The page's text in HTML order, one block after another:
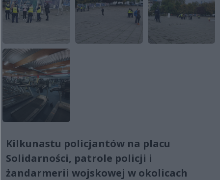
Kilkunastu policjantów na placu
Solidarności, patrole policji i
żandarmerii wojskowej w okolicach